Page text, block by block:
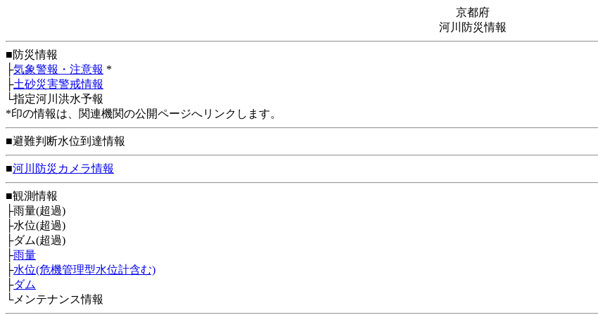
京都府
河川防災情報
■防災情報
├気象警報・注意報 *
├土砂災害警戒情報
└指定河川洪水予報
*印の情報は、関連機関の公開ページへリンクします。
■避難判断水位到達情報
■河川防災カメラ情報
■観測情報
├雨量(超過)
├水位(超過)
├ダム(超過)
├雨量
├水位(危機管理型水位計含む)
├ダム
└メンテナンス情報